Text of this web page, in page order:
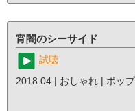
宵闇のシーサイド
試聴
2018.04 | おしゃれ | ポッ